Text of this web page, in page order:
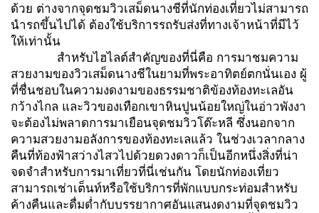
ด้วย ต่างจากจุดชมวิวเสม็ดนางชีที่นักท่องเที่ยวไม่สามารถ
นำรถขึ้นไปได้ ต้องใช้บริการรถรับส่งที่ทางเจ้าหน้าที่มีไว้
ให้เท่านั้น
สำหรับไฮไลต์สำคัญของที่นี่คือ การมาชมความ
สวยงามของวิวเสม็ดนางชีในยามที่พระอาทิตย์ตกนั่นเอง ผู้
ที่ชื่นชอบในความงดงามของธรรมชาติข้องท้องทะเลอัน
กว้างไกล และวิวของเทือกเขาหินปูนน้อยใหญ่ในอ่าวพังงา
จะต้องไม่พลาดการมาเยือนจุดชมวิวโต๊ะหลี ซึ่งนอกจาก
ความสวยงามอลังการของท้องทะเลแล้ว ในช่วงเวลากลาง
คืนที่ท้องฟ้าสว่างไสวไปด้วยดวงดาวก็เป็นอีกหนึ่งสิ่งที่น่า
จดจำสำหรับการมาเที่ยวที่นี่เช่นกัน โดยนักท่องเที่ยว
สามารถเช่าเต็นท์หรือใช้บริการที่พักแบบกระท่อมสำหรับ
ค้างคืนและดื่มด่ำกับบรรยากาศอันแสนงดงามที่จุดชมวิว